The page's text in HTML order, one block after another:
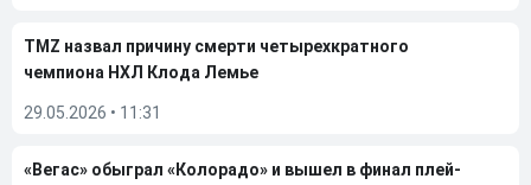
TMZ назвал причину смерти четырехкратного
чемпиона НХЛ Клода Лемье
29.05.2026 • 11:31
«Вегас» обыграл «Колорадо» и вышел в финал плей-